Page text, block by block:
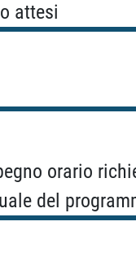
attesi
orario
del